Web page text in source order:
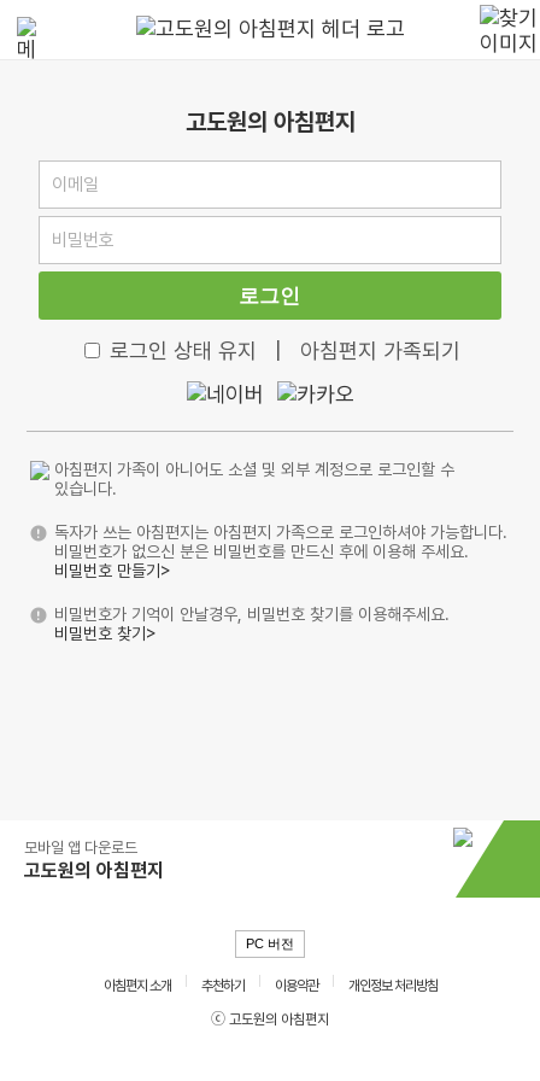
고도원의 아침편지
로그인
로그인 상태 유지 아침편지 가족되기
아침편지 가족이 아니어도 소셜 및 외부 계정으로 로그인할 수
있습니다.
독자가 쓰는 아침편지는 아침편지 가족으로 로그인하셔야 가능합니다.
비밀번호가 없으신 분은 비밀번호를 만드신 후에 이용해 주세요.
비밀번호 만들기>
비밀번호가 기억이 안날경우, 비밀번호 찾기를 이용해주세요.
비밀번호 찾기>
모바일 앱 다운로드
고도원의 아침편지
PC 버전
아침편지 소개 추천하기 이용약관
개인정보 처리방침
ⓒ 고도원의 아침편지